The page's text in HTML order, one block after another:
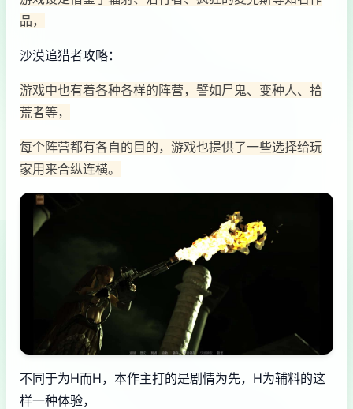
品，
沙漠追猎者攻略：
游戏中也有着各种各样的阵营，譬如尸鬼、变种人、拾
荒者等，
每个阵营都有各自的目的，游戏也提供了一些选择给玩
家用来合纵连横。
不同于为H而H，本作主打的是剧情为先，H为辅料的这
样一种体验，